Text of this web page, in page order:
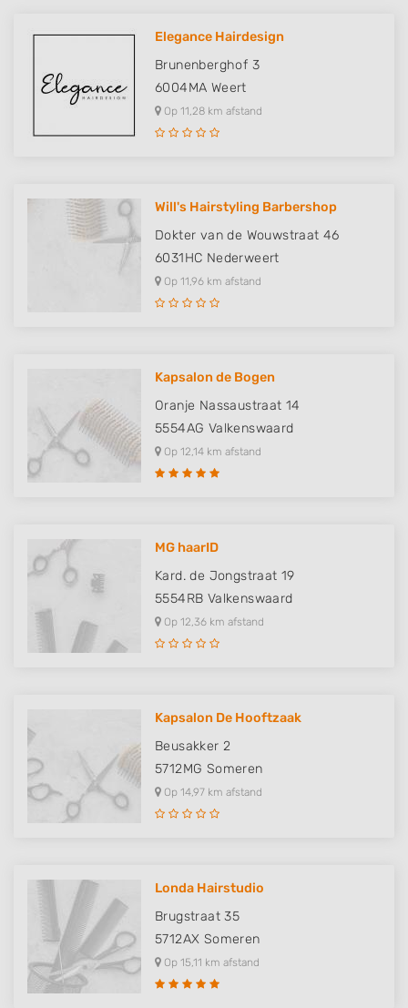
Elegance Hairdesign
Brunenberghof 3
6004MA Weert
Op 11,28 km afstand
Will's Hairstyling Barbershop
Dokter van de Wouwstraat 46
6031HC Nederweert
Op 11,96 km afstand
Kapsalon de Bogen
Oranje Nassaustraat 14
5554AG Valkenswaard
Op 12,14 km afstand
MG haarID
Kard. de Jongstraat 19
5554RB Valkenswaard
Op 12,36 km afstand
Kapsalon De Hooftzaak
Beusakker 2
5712MG Someren
Op 14,97 km afstand
Londa Hairstudio
Brugstraat 35
5712AX Someren
Op 15,11 km afstand